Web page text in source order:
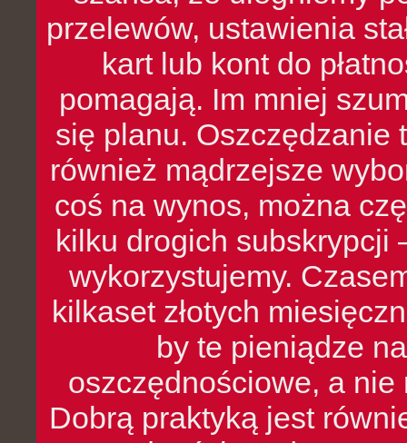
przelewów, ustawienia
kart lub kont do
pomagają. Im mniej
się planu. Oszczędzanie
również mądrzejsze
coś na wynos, można
kilku drogich subskrypcji
wykorzystujemy.
kilkaset złotych
by te pieniądze
oszczędnościowe, a nie
Dobrą praktyką jest